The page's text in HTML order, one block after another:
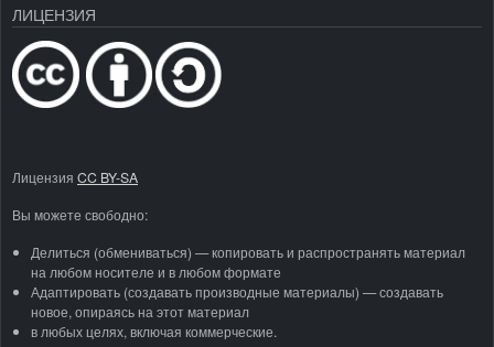
ЛИЦЕНЗИЯ
Лицензия CC BY-SA
Вы можете свободно:
Делиться (обмениваться) — копировать и распространять материал
на любом носителе и в любом формате
Адаптировать (создавать производные материалы) — создавать
новое, опираясь на этот материал
в любых целях, включая коммерческие.